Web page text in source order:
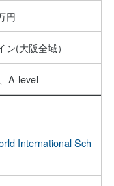
円
ン(大阪全域）
A-level
International Sch